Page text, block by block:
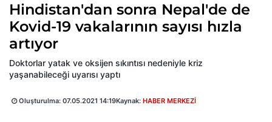
Hindistan'dan sonra Nepal'de de
Kovid-19 vakalarının sayısı hızla
artıyor
Doktorlar yatak ve oksijen sıkıntısı nedeniyle kriz
yaşanabileceği uyarısı yaptı
Oluşturulma: 07.05.2021 14:19Kaynak: HABER MERKEZİ